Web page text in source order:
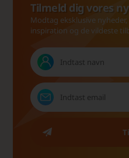
Tilmeld dig vores
Modtag eksklusive
inspiration og de vildeste